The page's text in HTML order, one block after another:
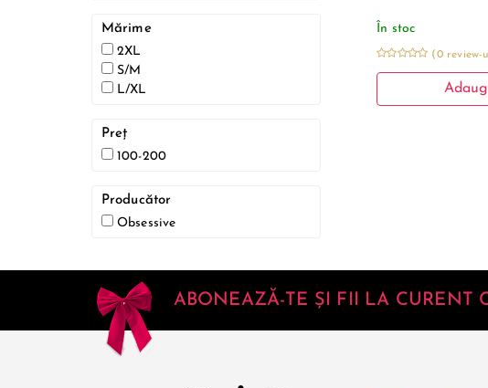
În stoc
(0 review-
Mărime
2XL
S/M
L/XL
Preț
100-200
Producător
Obsessive
ABONEAZĂ-TE ȘI FII LA CURENT